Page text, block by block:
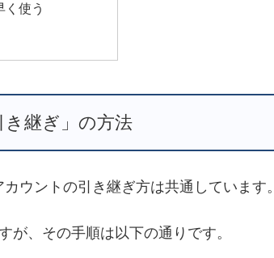
く使う
継ぎ」の方法
ウントの引き継ぎ方は共通しています。
が、その手順は以下の通りです。